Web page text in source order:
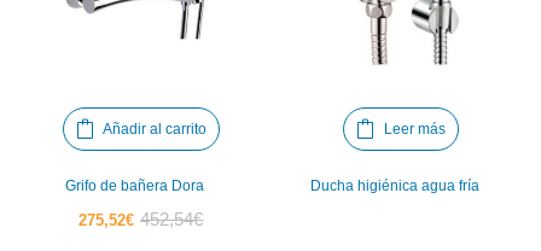
Añadir al carrito
Grifo de bañera Dora
275,52€El452,54€El
Leer más
Ducha higiénica agua fría